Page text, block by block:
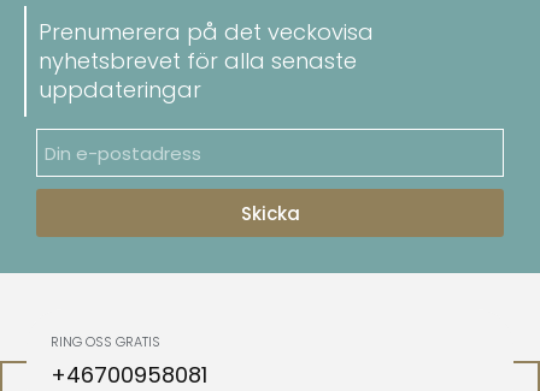
Prenumerera på det veckovisa
nyhetsbrevet för alla senaste
uppdateringar
Skicka
RING OSS GRATIS
+46700958081